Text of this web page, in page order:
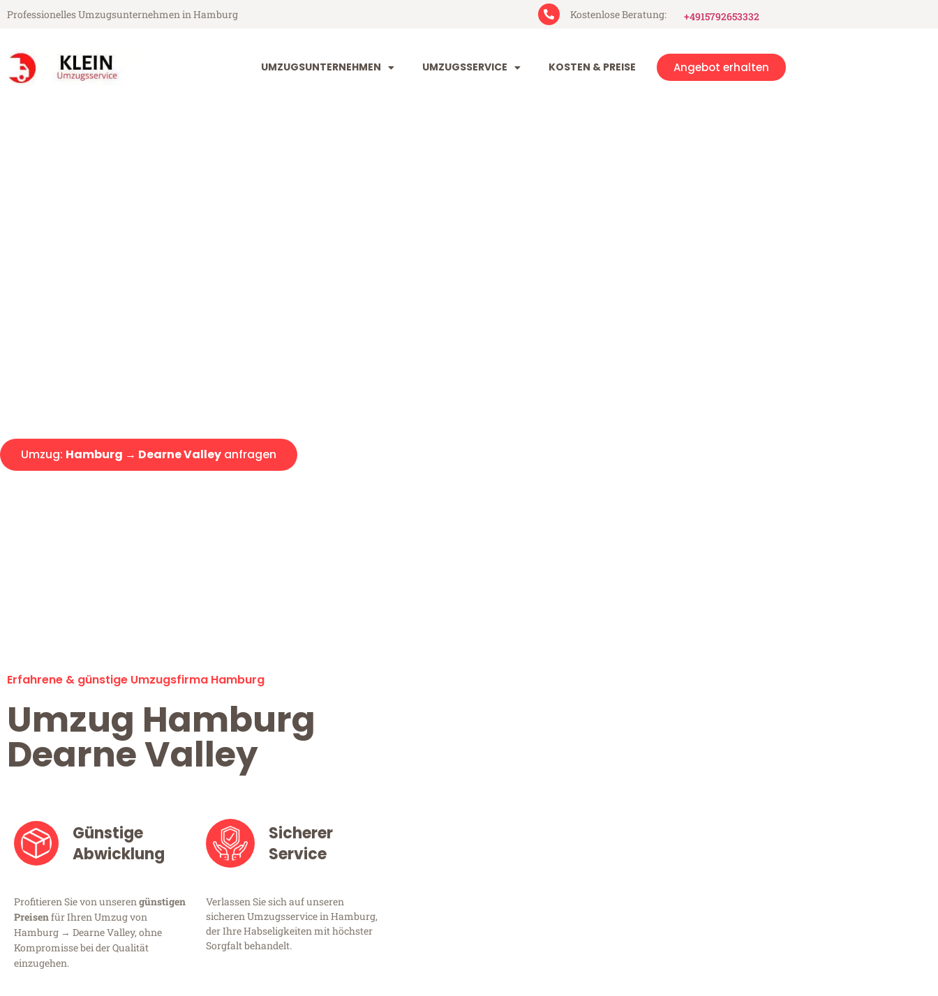
Professionelles Umzugsunternehmen in Hamburg Kostenlose Beratung: +4915792653332
UMZUGSUNTERNEHMEN UMZUGSSERVICE KOSTEN & PREISE Angebot erhalten
Umzug: Hamburg → Dearne Valley anfragen
Erfahrene & günstige Umzugsfirma Hamburg
Umzug Hamburg
Dearne Valley
Günstige
Abwicklung
Profitieren Sie von unserengünstigen
Preisenfür Ihren Umzug von
Hamburg → Dearne Valley, ohne
Kompromisse bei der Qualität
einzugehen.
Sicherer
Service
Verlassen Sie sich auf unseren
sicheren Umzugsservice in Hamburg,
der Ihre Habseligkeiten mit höchster
Sorgfalt behandelt.